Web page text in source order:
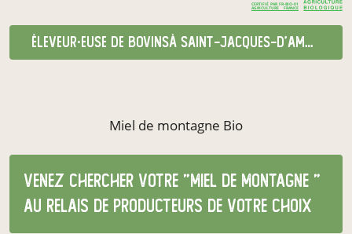
CERTIFIÉ PAR FR-BIO-01
AGRICULTURE FRANCE
éleveur·euse de bovinsà Saint-Jacques-d'Ambur
Miel de montagne Bio
Venez chercher votre "miel de montagne "
au relais de producteurs de votre choix